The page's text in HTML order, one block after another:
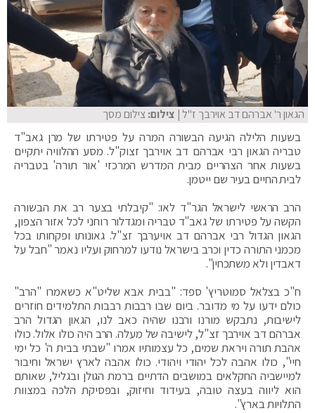
הגאון ר' אברהם דב אוירבך ז"ל| צילום:צילום מסך
בשעות הלילה הגיעה הבשורה המרה על פטירתו של מרן גאב"ד
טבריה הגאון רבי אברהם דב אוירבך זצוק"ל. מסע ההלוויה יתקיים
בשעות אחר הצהריים מבית המדרש המרכזי 'אור תורה' בטבריה
לבית החיים בעיר שם ייטמן.
הרב הראשי לישראל הגר"ד לאו: "קיבלתי בצער רב את הבשורה
הקשה על פטירתו של גאב"ד טבריה ומגדלור רוחני לכל אזור הצפון,
הגאון הגדול רבי אברהם דב אויערבך זצ"ל. גאונותו ופקחותו בכל
מכמני התורה כדין וכרב בישראל נודעו למרחוק ועליו נאמר "חבל על
דאבדין ולא משתכחין".
ח"כ בצלאל סמוטריץ' ספד: "בבית אבא שליט"א כשאמרו "הרב"
כולם ידעו על מי מדובר. ביום שבו רבבות רבבות התלמידים חוזרים
לישיבות, נתבקש מורנו ורבנו שהיה כאב לנו, הגאון הגדול הרב
אברהם דב אוירבך זצ"ל, לישיבה של מעלה. הרב היה כולו אלול. כולו
אהבת תורה ויראת שמים, כל עצמותיו אמרו "שבתי בבית ה' כל ימי
חיי", כולו אהבה לכל יהודי ויהודי. כולו אהבה לארץ ישראל וחיבור
למיישביה החקלאים במושבים הדתיים ברמת הגולן ובגליל, שאותם
הוא ליווה בעצה טובה, בעידוד וחיזוק, ובפסיקת הלכה במצוות
התלויות בארץ".